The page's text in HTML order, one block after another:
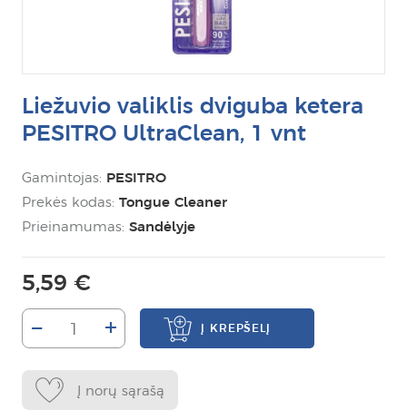
Liežuvio valiklis dviguba ketera
PESITRO UltraClean, 1 vnt
Gamintojas: PESITRO
Prekės kodas: Tongue Cleaner
Prieinamumas: Sandėlyje
5,59 €
– + Į KREPŠELĮ
Į norų sąrašą